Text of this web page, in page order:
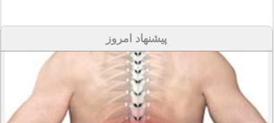
پیشنهاد امروز